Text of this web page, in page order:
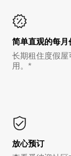
简单直观的每月
长期租住度假
用。*
放心预订